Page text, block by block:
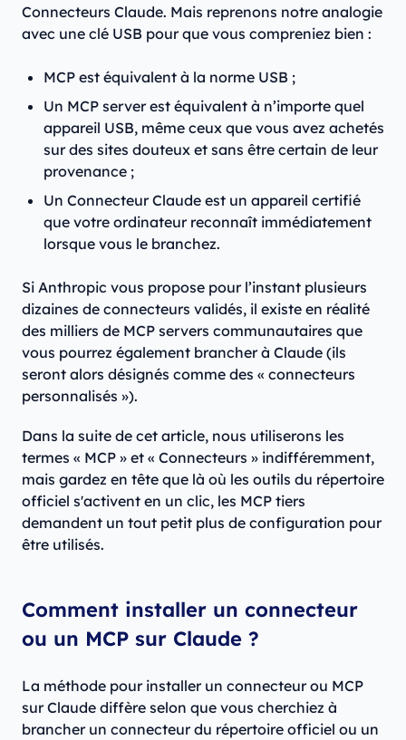
Connecteurs Claude. Mais reprenons notre analogie
avec une clé USB pour que vous compreniez bien :
MCP est équivalent à la norme USB ;
Un MCP server est équivalent à n’importe quel
appareil USB, même ceux que vous avez achetés
sur des sites douteux et sans être certain de leur
provenance ;
Un Connecteur Claude est un appareil certifié
que votre ordinateur reconnaît immédiatement
lorsque vous le branchez.
Si Anthropic vous propose pour l’instant plusieurs
dizaines de connecteurs validés, il existe en réalité
des milliers de MCP servers communautaires que
vous pourrez également brancher à Claude (ils
seront alors désignés comme des « connecteurs
personnalisés »).
Dans la suite de cet article, nous utiliserons les
termes « MCP » et « Connecteurs » indifféremment,
mais gardez en tête que là où les outils du répertoire
officiel s'activent en un clic, les MCP tiers
demandent un tout petit plus de configuration pour
être utilisés.
Comment installer un connecteur
ou un MCP sur Claude ?
La méthode pour installer un connecteur ou MCP
sur Claude diffère selon que vous cherchiez à
brancher un connecteur du répertoire officiel ou un